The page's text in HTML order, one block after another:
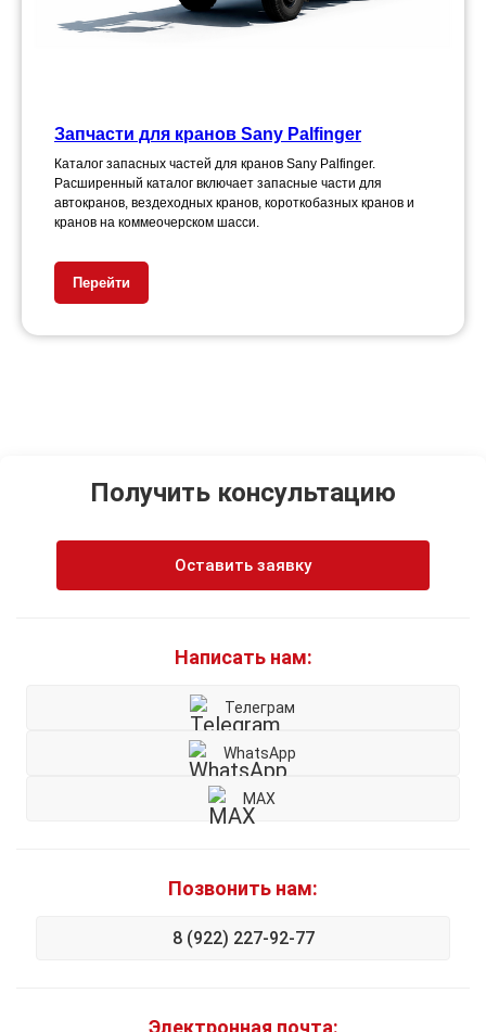
Запчасти для кранов Sany Palfinger
Каталог запасных частей для кранов Sany Palfinger.
Расширенный каталог включает запасные части для
автокранов, вездеходных кранов, короткобазных кранов и
кранов на коммеочерском шасси.
Перейти
Получить консультацию
Оставить заявку
Написать нам:
Телеграм
WhatsApp
MAX
Позвонить нам:
8 (922) 227-92-77
Электронная почта: